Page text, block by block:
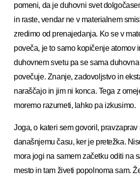
pomeni, da je duhovni svet
in raste, vendar ne v materialnem
zredimo od prenajedanja. Ko se v
poveča, je to samo kopičenje atomov
duhovnem svetu pa se sama
povečuje. Znanje, zadovoljstvo in
naraščajo in jim ni konca. Tega z
moremo razumeti, lahko pa izkusimo.
Joga, o kateri sem govoril,
današnjemu času, ker je pretežka.
mora jogi na samem začetku oditi na
mesto in tam živeti popolnoma sam.